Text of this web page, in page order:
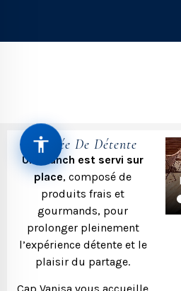
Journée De Détente
Un brunch est servi sur
place, composé de
produits frais et
gourmands, pour
prolonger pleinement
l’expérience détente et le
plaisir du partage.